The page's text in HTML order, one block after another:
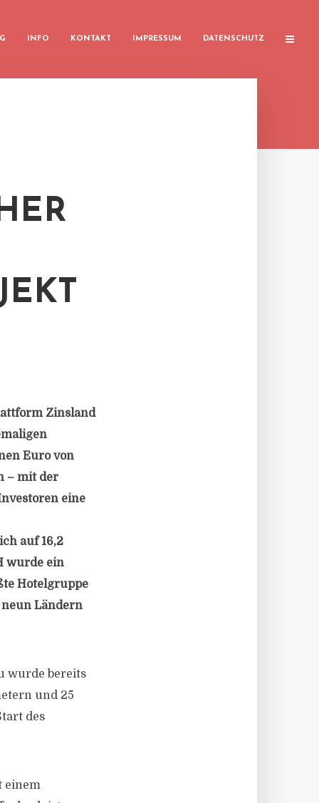
INFO KONTAKT IMPRESSUM DATENSCHUTZ
Zinsland
Euro von
– mit der
eine
auf 16,2
wurde ein
Hotelgruppe
Ländern
wurde bereits
und 25
des
einem